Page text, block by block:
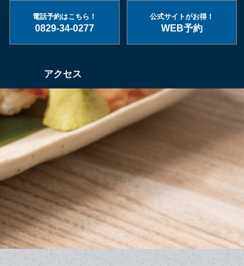
電話予約はこちら！
0829-34-0277
公式サイトがお得！
WEB予約
アクセス